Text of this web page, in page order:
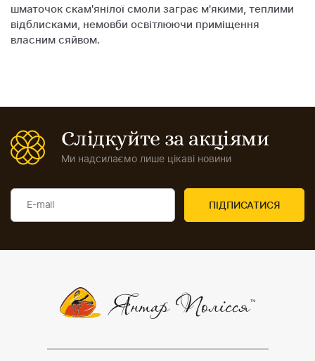
шматочок скам'янілої смоли заграє м'якими, теплими
відблисками, немовби освітлюючи приміщення
власним сяйвом.
Слідкуйте за акціями
Ми надсилаємо лише цікаві новини